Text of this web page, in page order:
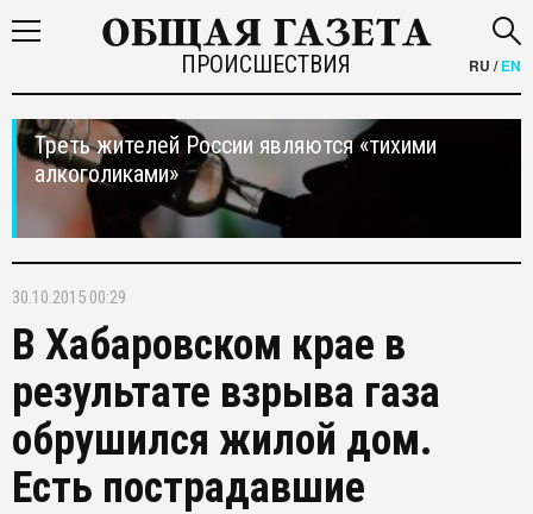
ПРОИСШЕСТВИЯ RU /EN
Треть жителей России являются «тихими
алкоголиками»
30.10.2015 00:29
В Хабаровском крае в
результате взрыва газа
обрушился жилой дом.
Есть пострадавшие